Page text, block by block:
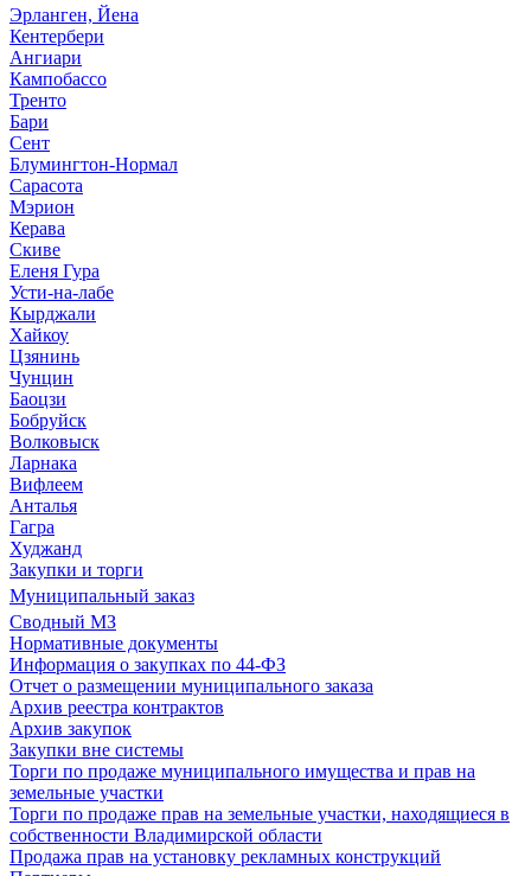
Эрланген, Йена
Кентербери
Ангиари
Кампобассо
Тренто
Бари
Сент
Блумингтон-Нормал
Сарасота
Мэрион
Керава
Скиве
Еленя Гура
Усти-на-лабе
Кырджали
Хайкоу
Цзянинь
Чунцин
Баоцзи
Бобруйск
Волковыск
Ларнака
Вифлеем
Анталья
Гагра
Худжанд
Закупки и торги
Муниципальный заказ
Сводный МЗ
Нормативные документы
Информация о закупках по 44-ФЗ
Отчет о размещении муниципального заказа
Архив реестра контрактов
Архив закупок
Закупки вне системы
Торги по продаже муниципального имущества и прав на
земельные участки
Торги по продаже прав на земельные участки, находящиеся в
собственности Владимирской области
Продажа прав на установку рекламных конструкций